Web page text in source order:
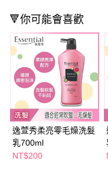
後付繳納相關費用。
※ 交易是否成功請以「
是否繳費成功／繳費後需取
客戶支援中心」https://
【注意事項】
１．透過由恩沛科技股份有
易，需依本服務之必要範圍
權轉讓予恩沛科技股份有限公
２．關於個人資料處理事宜
https://aftee.tw/terms/#terms3
３．未成年的使用者請事先
「AFTEE先享後付」，若未
任。
４．使用「AFTEE先享後付
付款後萊爾富取貨
每筆NT$65，滿NT$490(
7-11取貨付款
每筆NT$65，滿NT$490(
付款後7-11取貨
每筆NT$65，滿NT$490(
宅配(本島)
每筆NT$100，滿NT$790(
🔻你可能會喜歡
逸萱秀柔亮零毛燥洗髮
乳700ml
NT$200